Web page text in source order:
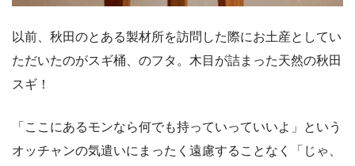
以前、秋田のとある製材所を訪問した際にお土産としてい
ただいたのがスギ桶、のフタ。木目が詰まった天然の秋田
スギ！
「ここにあるモンなら何でも持っていっていいよ」という
オッチャンの気遣いにまったく遠慮することなく「じゃ、